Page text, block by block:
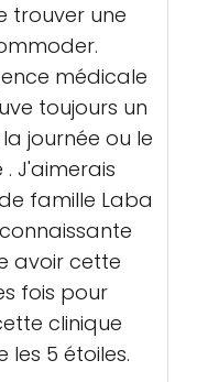
trouver une
médicale
toujours un
journée ou le
J'aimerais
famille Laba
avoir cette
fois pour
clinique
5 étoiles.